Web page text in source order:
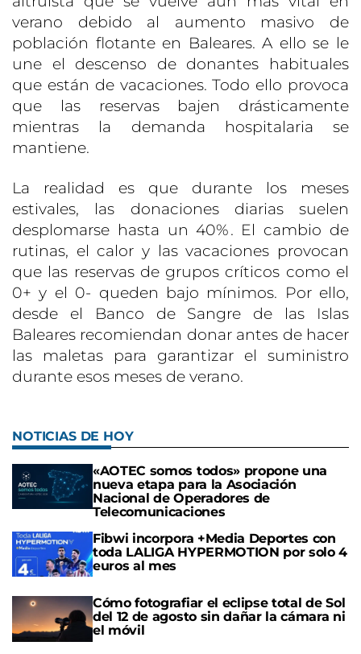
verano debido al aumento masivo de
población flotante en Baleares. A ello se le
une el descenso de donantes habituales
que están de vacaciones. Todo ello provoca
que las reservas bajen drásticamente
mientras la demanda hospitalaria se
mantiene.
La realidad es que durante los meses
estivales, las donaciones diarias suelen
desplomarse hasta un 40%. El cambio de
rutinas, el calor y las vacaciones provocan
que las reservas de grupos críticos como el
0+ y el 0- queden bajo mínimos. Por ello,
desde el Banco de Sangre de las Islas
Baleares recomiendan donar antes de hacer
las maletas para garantizar el suministro
durante esos meses de verano.
NOTICIAS DE HOY
«AOTEC somos todos» propone una
nueva etapa para la Asociación
Nacional de Operadores de
Telecomunicaciones
Fibwi incorpora +Media Deportes con
toda LALIGA HYPERMOTION por solo 4
euros al mes
Cómo fotografiar el eclipse total de Sol
del 12 de agosto sin dañar la cámara ni
el móvil